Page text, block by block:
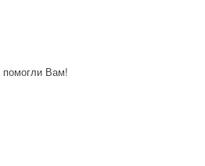
помогли Вам!